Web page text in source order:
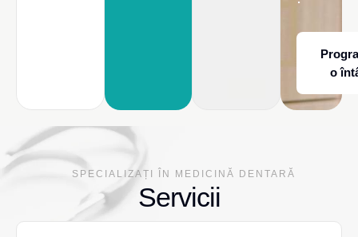
o
SPECIALIZAȚI ÎN MEDICINĂ DENTARĂ
Servicii